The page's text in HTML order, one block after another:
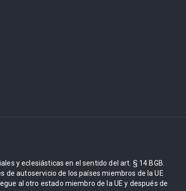
y eclesiásticas en el sentido del art. § 14 BGB.
de autoservicio de los países miembros de la UE
al otro estado miembro de la UE y después de